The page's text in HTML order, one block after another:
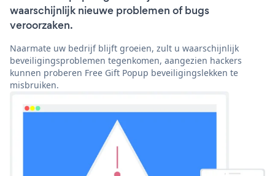
waarschijnlijk nieuwe problemen of bugs
veroorzaken.
Naarmate uw bedrijf blijft groeien, zult u waarschijnlijk
beveiligingsproblemen tegenkomen, aangezien hackers
kunnen proberen Free Gift Popup beveiligingslekken te
misbruiken.